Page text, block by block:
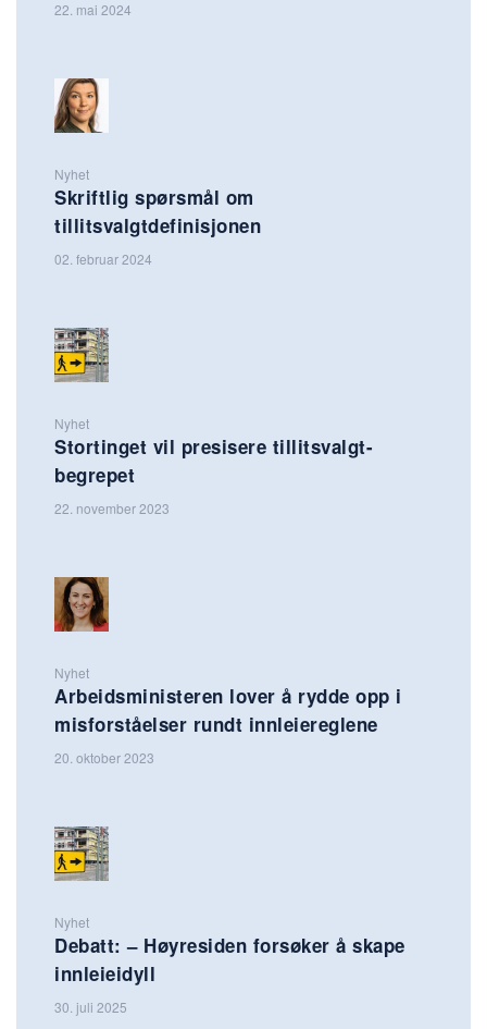
22. mai 2024
Nyhet
Skriftlig spørsmål om
tillitsvalgtdefinisjonen
02. februar 2024
Nyhet
Stortinget vil presisere tillitsvalgt-
begrepet
22. november 2023
Nyhet
Arbeidsministeren lover å rydde opp i
misforståelser rundt innleiereglene
20. oktober 2023
Nyhet
Debatt: – Høyresiden forsøker å skape
innleieidyll
30. juli 2025